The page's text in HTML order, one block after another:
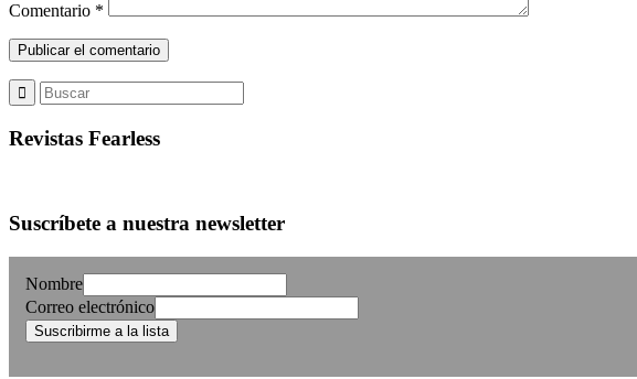
Comentario *
Revistas Fearless
Suscríbete a nuestra newsletter
Nombre
Correo electrónico